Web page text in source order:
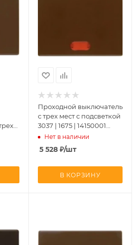
Проходной выключатель
с трех мест с подсветкой
3037 | 1675 | 14150001
Berker
Нет в наличии
5 528₽/шт
В КОРЗИНУ